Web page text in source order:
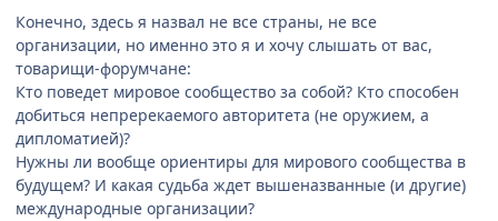
Конечно, здесь я назвал не все страны, не все
организации, но именно это я и хочу слышать от вас,
товарищи-форумчане:
Кто поведет мировое сообщество за собой? Кто способен
добиться непререкаемого авторитета (не оружием, а
дипломатией)?
Нужны ли вообще ориентиры для мирового сообщества в
будущем? И какая судьба ждет вышеназванные (и другие)
международные организации?